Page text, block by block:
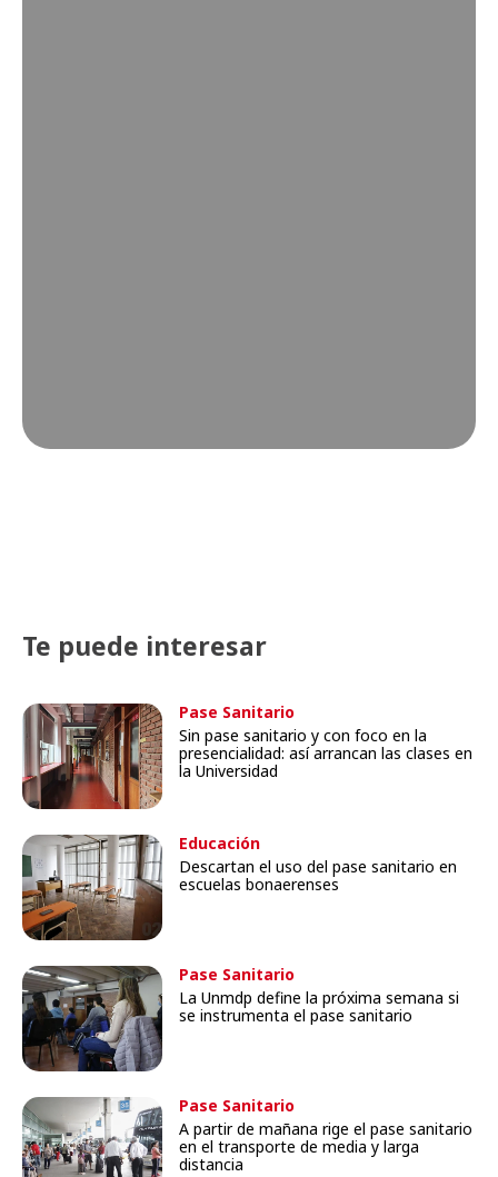
Te puede interesar
Pase Sanitario
Sin pase sanitario y con foco en la
presencialidad: así arrancan las clases en
la Universidad
Educación
Descartan el uso del pase sanitario en
escuelas bonaerenses
Pase Sanitario
La Unmdp define la próxima semana si
se instrumenta el pase sanitario
Pase Sanitario
A partir de mañana rige el pase sanitario
en el transporte de media y larga
distancia